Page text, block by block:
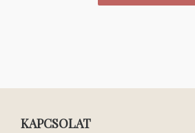
KAPCSOLAT